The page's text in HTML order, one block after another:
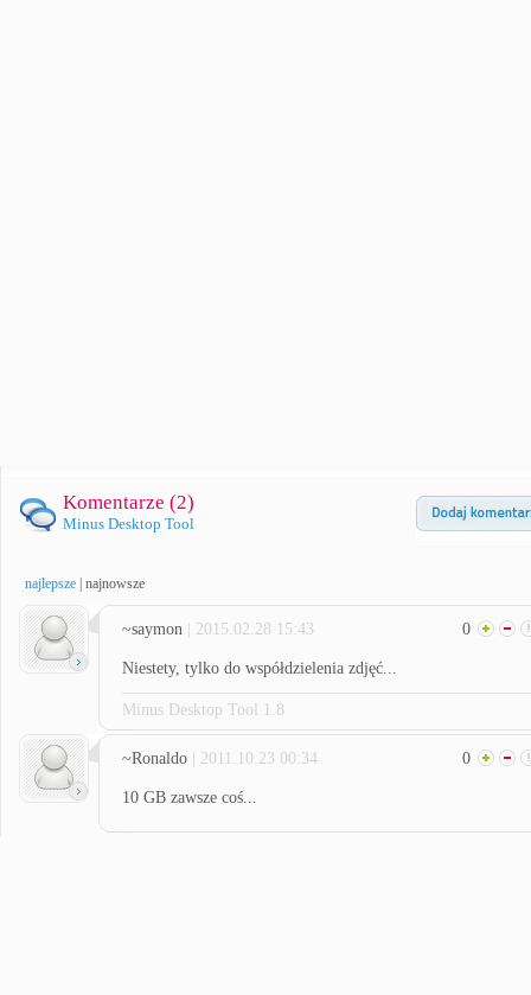
Komentarze (2)
Minus Desktop Tool
najlepsze najnowsze
~saymon | 2015.02.28 15:43 0
Niestety, tylko do współdzielenia zdjęć...
Minus Desktop Tool 1.8
~Ronaldo | 2011.10.23 00:34 0
10 GB zawsze coś...